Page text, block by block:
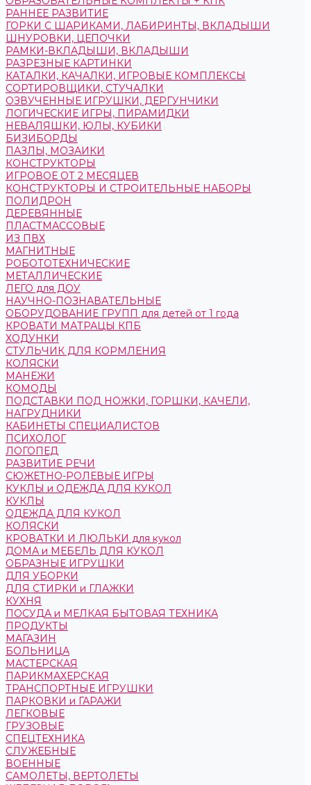
РАННЕЕ РАЗВИТИЕ
ГОРКИ С ШАРИКАМИ, ЛАБИРИНТЫ, ВКЛАДЫШИ
ШНУРОВКИ, ЦЕПОЧКИ
РАМКИ-ВКЛАДЫШИ, ВКЛАДЫШИ
РАЗРЕЗНЫЕ КАРТИНКИ
КАТАЛКИ, КАЧАЛКИ, ИГРОВЫЕ КОМПЛЕКСЫ
СОРТИРОВЩИКИ, СТУЧАЛКИ
ОЗВУЧЕННЫЕ ИГРУШКИ, ДЕРГУНЧИКИ
ЛОГИЧЕСКИЕ ИГРЫ, ПИРАМИДКИ
НЕВАЛЯШКИ, ЮЛЫ, КУБИКИ
БИЗИБОРДЫ
ПАЗЛЫ, МОЗАИКИ
КОНСТРУКТОРЫ
ИГРОВОЕ ОТ 2 МЕСЯЦЕВ
КОНСТРУКТОРЫ И СТРОИТЕЛЬНЫЕ НАБОРЫ
ПОЛИДРОН
ДЕРЕВЯННЫЕ
ПЛАСТМАССОВЫЕ
ИЗ ПВХ
МАГНИТНЫЕ
РОБОТОТЕХНИЧЕСКИЕ
МЕТАЛЛИЧЕСКИЕ
ЛЕГО для ДОУ
НАУЧНО-ПОЗНАВАТЕЛЬНЫЕ
ОБОРУДОВАНИЕ ГРУПП для детей от 1 года
КРОВАТИ МАТРАЦЫ КПБ
ХОДУНКИ
СТУЛЬЧИК ДЛЯ КОРМЛЕНИЯ
КОЛЯСКИ
МАНЕЖИ
КОМОДЫ
ПОДСТАВКИ ПОД НОЖКИ, ГОРШКИ, КАЧЕЛИ,
НАГРУДНИКИ
КАБИНЕТЫ СПЕЦИАЛИСТОВ
ПСИХОЛОГ
ЛОГОПЕД
РАЗВИТИЕ РЕЧИ
СЮЖЕТНО-РОЛЕВЫЕ ИГРЫ
КУКЛЫ и ОДЕЖДА ДЛЯ КУКОЛ
КУКЛЫ
ОДЕЖДА ДЛЯ КУКОЛ
КОЛЯСКИ
КРОВАТКИ И ЛЮЛЬКИ для кукол
ДОМА и МЕБЕЛЬ ДЛЯ КУКОЛ
ОБРАЗНЫЕ ИГРУШКИ
ДЛЯ УБОРКИ
ДЛЯ СТИРКИ и ГЛАЖКИ
КУХНЯ
ПОСУДА и МЕЛКАЯ БЫТОВАЯ ТЕХНИКА
ПРОДУКТЫ
МАГАЗИН
БОЛЬНИЦА
МАСТЕРСКАЯ
ПАРИКМАХЕРСКАЯ
ТРАНСПОРТНЫЕ ИГРУШКИ
ПАРКОВКИ и ГАРАЖИ
ЛЕГКОВЫЕ
ГРУЗОВЫЕ
СПЕЦТЕХНИКА
СЛУЖЕБНЫЕ
ВОЕННЫЕ
САМОЛЕТЫ, ВЕРТОЛЕТЫ